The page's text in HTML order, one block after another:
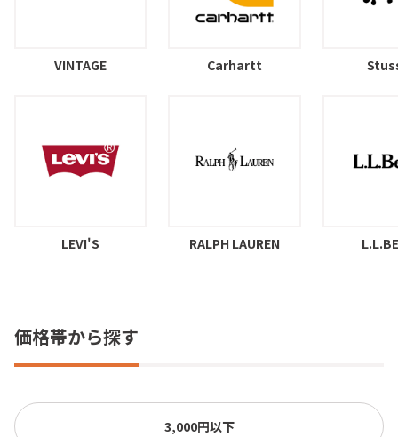
VINTAGE Carhartt
LEVI'S RALPH LAUREN
価格帯から探す
3,000円以下